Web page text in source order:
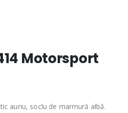
Motorsport
auriu, soclu de marmură albă.